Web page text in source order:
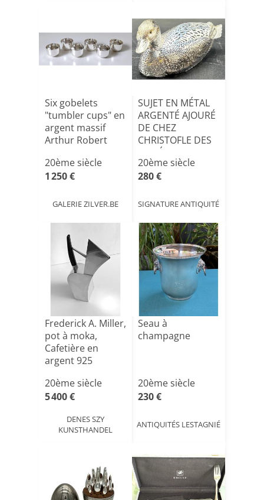
Six gobelets
"tumbler cups" en
argent massif
Arthur Robert
20ème siècle
1 250 €
GALERIE ZILVER.BE
SUJET EN MÉTAL
ARGENTÉ AJOURÉ
DE CHEZ
CHRISTOFLE DES
ANNÉES 1980[...]
20ème siècle
280 €
SIGNATURE ANTIQUITÉ
Frederick A. Miller,
pot à moka,
Cafetière en
argent 925
20ème siècle
5 400 €
DENES SZY
KUNSTHANDEL
Seau à
champagne
20ème siècle
230 €
ANTIQUITÉS LESTAGNIÉ